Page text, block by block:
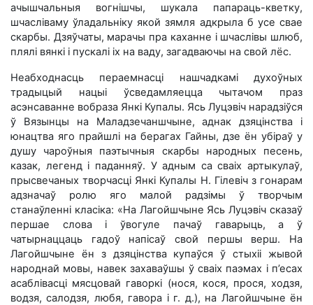
ачышчальныя вогнішчы, шукала папараць-кветку,
шчасліваму ўладальніку якой зямля адкрыла б усе свае
скарбы. Дзяўчаты, марачы пра каханне і шчаслівы шлюб,
плялі вянкі і пускалі іх на ваду, загадваючы на свой лёс.
Неабходнасць пераемнасці нашчадкамі духоўных
традыцый нацыі ўсведамляецца чытачом праз
асэнсаванне вобраза Янкі Купалы. Ясь Луцэвіч нарадзіўся
ў Вязынцы на Маладзечаншчыне, аднак дзяцінства і
юнацтва яго прайшлі на берагах Гайны, дзе ён убіраў у
душу чароўныя паэтычныя скарбы народных песень,
казак, легенд і паданняў. У адным са сваіх артыкулаў,
прысвечаных творчасці Янкі Купалы Н. Гілевіч з гонарам
адзначаў ролю яго малой радзімы ў творчым
станаўленні класіка: «На Лагойшчыне Ясь Луцэвіч сказаў
першае слова і ўвогуле пачаў гаварыць, а ў
чатырнаццаць гадоў напісаў свой першы верш. На
Лагойшчыне ён з дзяцінства купаўся ў стыхіі жывой
народнай мовы, навек захаваўшы ў сваіх паэмах і п’есах
асаблівасці мясцовай гаворкі (нося, кося, прося, ходзя,
водзя, салодзя, любя, гавора і г. д.), на Лагойшчыне ён